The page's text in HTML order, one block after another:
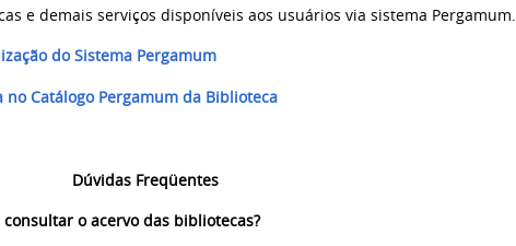
e demais serviços disponíveis aos usuários via sistema Pergamum.
do Sistema Pergamum
no Catálogo Pergamum da Biblioteca
Dúvidas Freqüentes
consultar o acervo das bibliotecas?